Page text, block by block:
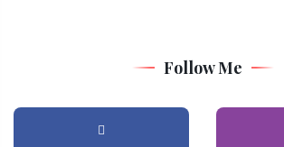
Follow Me